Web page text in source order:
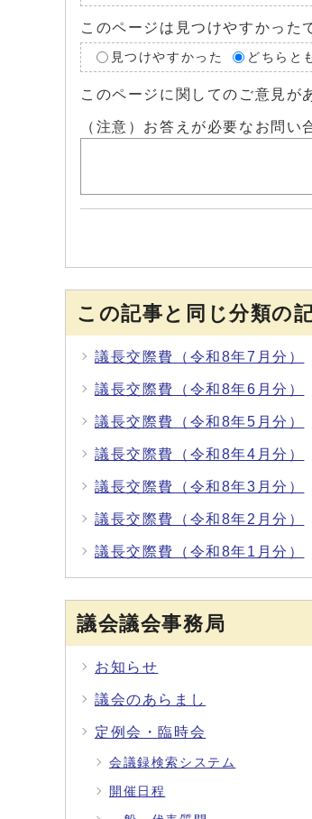
このページは見つけやすかった
見つけやすかった どちらと
このページに関してのご意見が
（注意）お答えが必要なお問
この記事と同じ分類の
議長交際費（令和8年7月分）
議長交際費（令和8年6月分）
議長交際費（令和8年5月分）
議長交際費（令和8年4月分）
議長交際費（令和8年3月分）
議長交際費（令和8年2月分）
議長交際費（令和8年1月分）
議会議会事務局
お知らせ
議会のあらまし
定例会・臨時会
会議録検索システム
開催日程